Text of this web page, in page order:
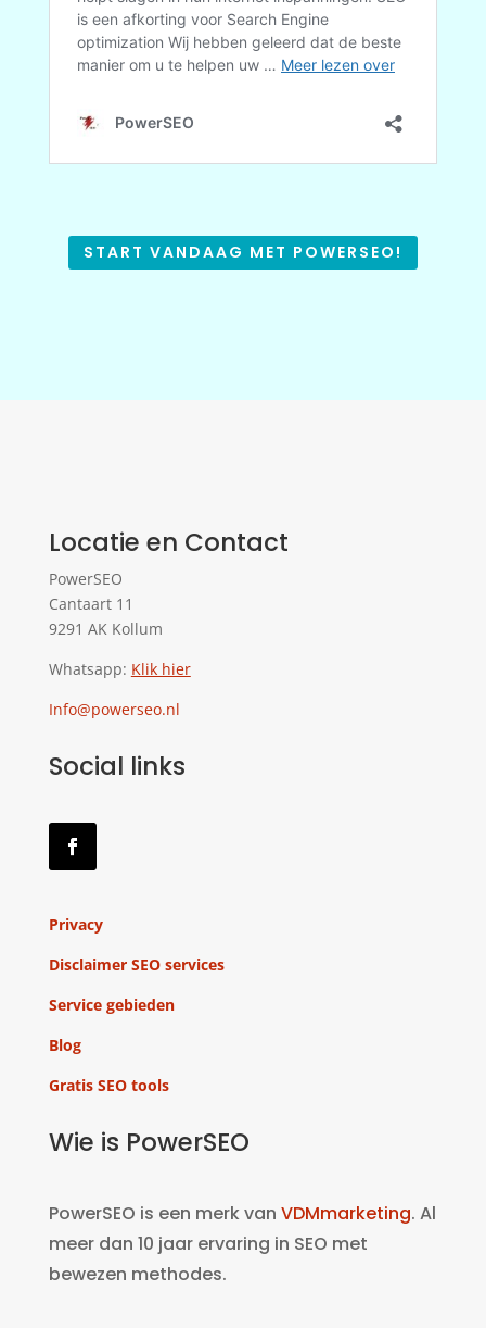
START VANDAAG MET POWERSEO!
Locatie en Contact
PowerSEO
Cantaart 11
9291 AK Kollum
Whatsapp: Klik hier
Info@powerseo.nl
Social links
Privacy
Disclaimer SEO services
Service gebieden
Blog
Gratis SEO tools
Wie is PowerSEO
PowerSEO is een merk van VDMmarketing. Al
meer dan 10 jaar ervaring in SEO met
bewezen methodes.